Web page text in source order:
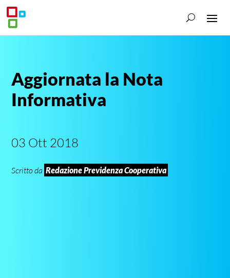
Aggiornata la Nota
Informativa
03 Ott 2018
Scritto da Redazione Previdenza Cooperativa